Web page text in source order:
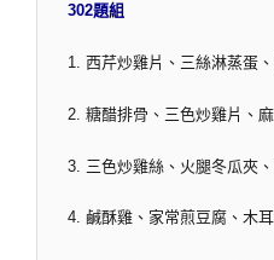
302題組
1. 西芹炒雞片、三絲淋蒸蛋
2. 糖醋排骨、三色炒雞片、
3. 三色炒雞絲、火腿冬瓜夾
4. 鹹酥雞、家常煎豆腐、木